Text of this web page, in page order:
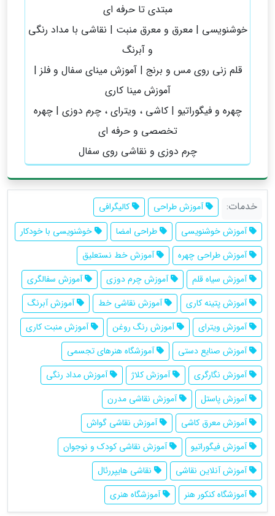
مبتدی تا حرفه ای
خوشنویسی | معرق و معرق منبت | نقاشی با مداد رنگی
و آبرنگ
قلم زنی روی مس و برنج | آموزش مینای سفال و فلز |
آموزش مینا کاری
چهره و فیگوراتیو | کاشی ، ویترای ، چرم دوزی | چهره
تخصصی و حرفه ای
چرم دوزی و نقاشی روی سفال
خدمات: آموزش طراحی
کالیگرافی
آموزش خوشنویسی
طراحی امضا
خوشنویسی با خودکار
آموزش طراحی چهره
آموزش خط نستعلیق
آموزش سیاه قلم
آموزش چرم دوزی
آموزش سفالگری
آموزش پتینه کاری
آموزش نقاشی خط
آموزش آبرنگ
آموزش ویترای
آموزش رنگ روغن
آموزش منبت کاری
آموزش صنایع دستی
آموزشگاه هنرهای تجسمی
آموزش نگارگری
آموزش کلاژ
آموزش مداد رنگی
آموزش پاستل
آموزش نقاشی مدرن
آموزش معرق کاشی
آموزش نقاشی گواش
آموزش فیگوراتیو
آموزش نقاشی کودک و نوجوان
آموزش آنلاین نقاشی
نقاشی هایپررئال
آموزشگاه کنکور هنر
آموزشگاه هنری